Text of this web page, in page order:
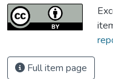
Full item page